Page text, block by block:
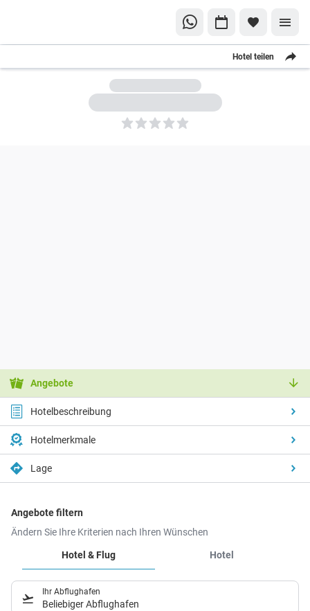
Hotel teilen
5
Angebote
Hotelbeschreibung
Hotelmerkmale
Lage
Angebote filtern
Ändern Sie Ihre Kriterien nach Ihren Wünschen
Hotel & Flug
Hotel
Ihr Abflughafen
Beliebiger Abflughafen